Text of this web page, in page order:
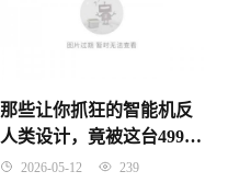
那些让你抓狂的智能机反
人类设计，竟被这台499的
“真全面屏”小米生态链备
2026-05-12 239